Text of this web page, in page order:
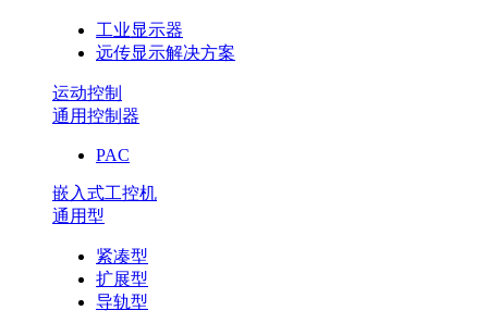
工业显示器
远传显示解决方案
运动控制
通用控制器
PAC
嵌入式工控机
通用型
紧凑型
扩展型
导轨型